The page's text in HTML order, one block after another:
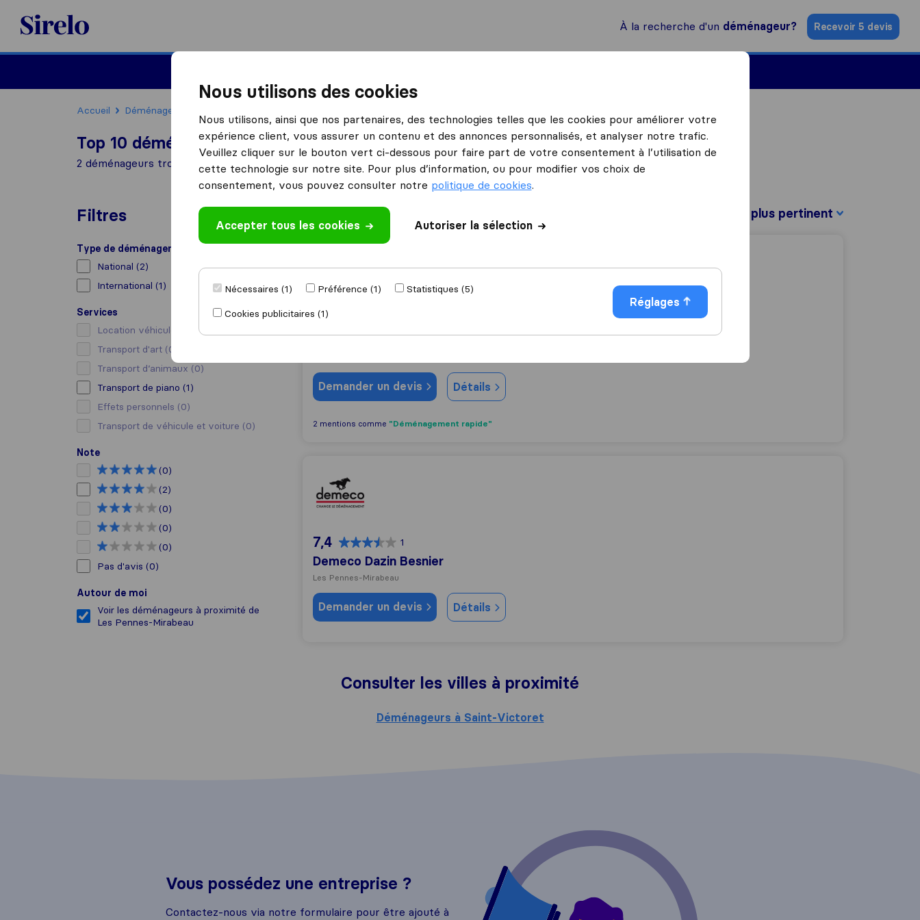
Sirelo.fr
À la recherche d'un déménageur? Recevoir 5 devis
Accueil Déménageurs France
Top 10 déménageurs à Les Pennes-Mirabeau
2 déménageurs trouvés à Les Pennes-Mirabeau
Filtres
Type de déménagement
National (2)
International (1)
Services
Location véhicule avec chauffeur
Transport d'art (0)
Transport d’animaux (0)
Transport de piano (1)
Effets personnels (0)
Transport de véhicule et voiture (0)
Note
(0)
(2)
(0)
(0)
(0)
Pas d'avis (0)
Autour de moi
Voir les déménageurs à proximité de
Les Pennes-Mirabeau
7,6
Démépool Lilou
Demander un devis Détails
2 mentions comme "Déménagement rapide"
Demeco Dazin Besnier
7,4 1
Demeco Dazin Besnier
Les Pennes-Mirabeau
Demander un devis Détails
Consulter les villes à proximité
Déménageurs à Saint-Victoret
Vous possédez une entreprise ?
Contactez-nous via notre formulaire pour être ajouté à
Nous utilisons des cookies
Nous utilisons, ainsi que nos partenaires, des technologies telles que les cookies pour améliorer votre
expérience client, vous assurer un contenu et des annonces personnalisés, et analyser notre trafic.
Veuillez cliquer sur le bouton vert ci-dessous pour faire part de votre consentement à l’utilisation de
cette technologie sur notre site. Pour plus d’information, ou pour modifier vos choix de
consentement, vous pouvez consulter notre politique de cookies.
Accepter tous les cookies Autoriser la sélection
Nécessaires (1) Préférence (1)
Statistiques (5)
Cookies publicitaires (1)
Réglages